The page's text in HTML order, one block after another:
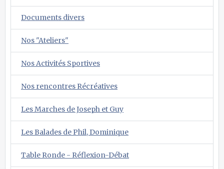
Documents divers
Nos "Ateliers"
Nos Activités Sportives
Nos rencontres Récréatives
Les Marches de Joseph et Guy
Les Balades de Phil, Dominique
Table Ronde - Réflexion-Débat